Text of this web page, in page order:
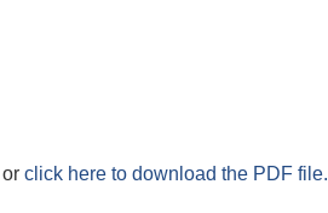
or click here to download the PDF file.